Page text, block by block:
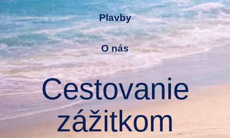
Plavby
O nás
Cestovanie
zážitkom